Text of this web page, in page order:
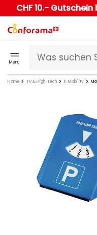
CHF 10.-
Menü
Home TV & High-Tech E-Mobility